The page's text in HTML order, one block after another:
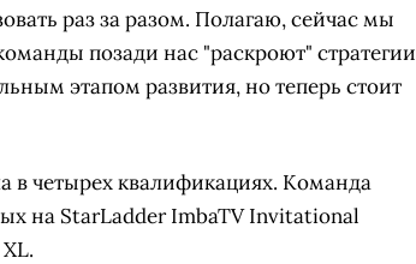
раз за разом. Полагаю, сейчас мы
позади нас "раскроют" стратегии
этапом развития, но теперь стоит
в четырех квалификациях. Команда
на StarLadder ImbaTV Invitational
ANDROID